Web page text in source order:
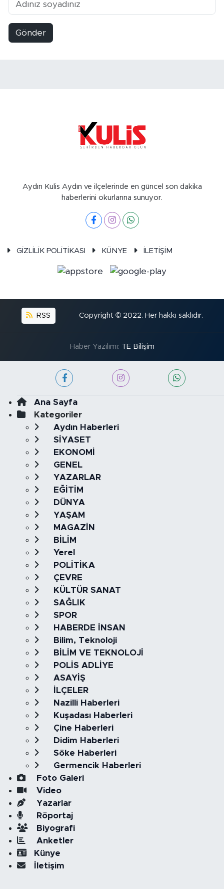
Gönder
Aydın Kulis Aydın ve ilçelerinde en güncel son dakika
haberlerini okurlarına sunuyor.
GİZLİLİK POLİTİKASI KÜNYE İLETİŞİM
RSS Copyright © 2022. Her hakkı saklıdır.
Haber Yazılımı: TE Bilişim
Ana Sayfa
Kategoriler
Aydın Haberleri
SİYASET
EKONOMİ
GENEL
YAZARLAR
EĞİTİM
DÜNYA
YAŞAM
MAGAZİN
BİLİM
Yerel
POLİTİKA
ÇEVRE
KÜLTÜR SANAT
SAĞLIK
SPOR
HABERDE İNSAN
Bilim, Teknoloji
BİLİM VE TEKNOLOJİ
POLİS ADLİYE
ASAYİŞ
İLÇELER
Nazilli Haberleri
Kuşadası Haberleri
Çine Haberleri
Didim Haberleri
Söke Haberleri
Germencik Haberleri
Foto Galeri
Video
Yazarlar
Röportaj
Biyografi
Anketler
Künye
İletişim